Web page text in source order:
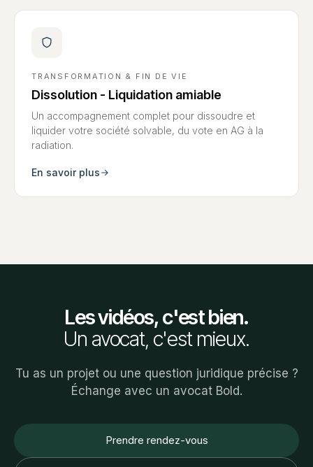
TRANSFORMATION & FIN DE VIE
Dissolution - Liquidation amiable
Un accompagnement complet pour dissoudre et
liquider votre société solvable, du vote en AG à la
radiation.
En savoir plus
Les vidéos, c'est bien.
Un avocat, c'est mieux.
Tu as un projet ou une question juridique précise ?
Échange avec un avocat Bold.
Prendre rendez-vous